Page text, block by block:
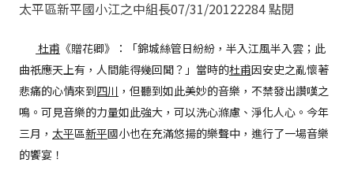
太平區新平國小江之中組長07/31/20122284 點閱
杜甫 《贈花卿》：「錦城絲管日紛紛，半入江風半入雲；此
曲祇應天上有，人間能得幾回聞？」當時的杜甫因安史之亂懷著
悲痛的心情來到四川 ，但聽到如此美妙的音樂，不禁發出讚嘆之
鳴。可見音樂的力量如此強大，可以洗心滌慮、淨化人心。今年
三月， 太平區新平國小也在充滿悠揚的樂聲中，進行了一場音樂
的饗宴！